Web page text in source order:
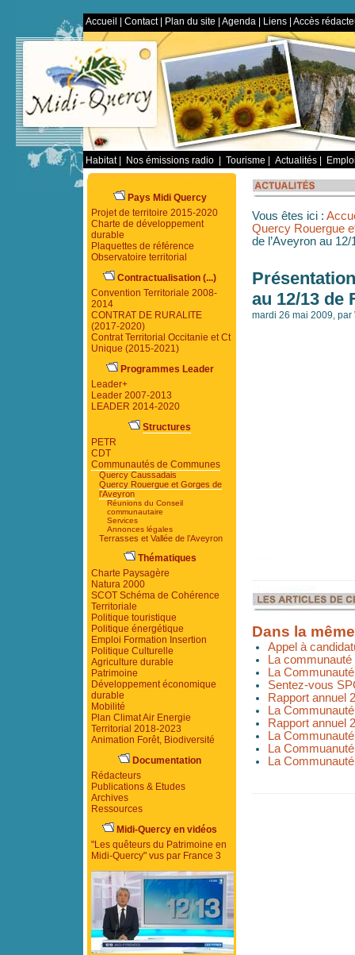
Accueil Contact| Plan du site Agenda Liens Accès
Habitat| Nos émissions radio Tourisme Actualités
Vous êtes ici :
Quercy Rouergue
de l’Aveyron au
au 12/13 de
mardi 26 mai 2009, par
Dans la
Appel à
La
La
Sentez-vous
Rapport annuel
La
Rapport annuel
La
La
La
Pays Midi Quercy
Projet de territoire 2015-2020
Charte de développement
durable
Plaquettes de référence
Observatoire territorial
Contractualisation (...)
Convention Territoriale 2008-
2014
CONTRAT DE RURALITE
(2017-2020)
Contrat Territorial Occitanie et Ct
Unique (2015-2021)
Programmes Leader
Leader+
Leader 2007-2013
LEADER 2014-2020
Structures
PETR
CDT
Communautés de Communes
Quercy Caussadais
Quercy Rouergue et Gorges de
l’Aveyron
Réunions du Conseil
communautaire
Services
Annonces légales
Terrasses et Vallée de l’Aveyron
Thématiques
Charte Paysagère
Natura 2000
SCOT Schéma de Cohérence
Territoriale
Politique touristique
Politique énergétique
Emploi Formation Insertion
Politique Culturelle
Agriculture durable
Patrimoine
Développement économique
durable
Mobilité
Plan Climat Air Energie
Territorial 2018-2023
Animation Forêt, Biodiversité
Documentation
Rédacteurs
Publications & Etudes
Archives
Ressources
Midi-Quercy en vidéos
"Les quêteurs du Patrimoine en
Midi-Quercy" vus par France 3